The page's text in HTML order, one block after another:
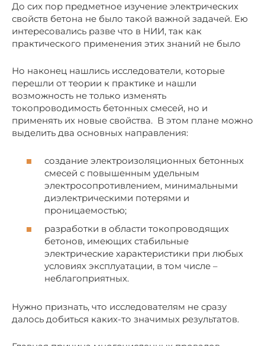
До сих пор предметное изучение электрических
свойств бетона не было такой важной задачей. Ею
интересовались разве что в НИИ, так как
практического применения этих знаний не было
Но наконец нашлись исследователи, которые
перешли от теории к практике и нашли
возможность не только изменять
токопроводимость бетонных смесей, но и
применять их новые свойства. В этом плане можно
выделить два основных направления:
создание электроизоляционных бетонных
смесей с повышенным удельным
электросопротивлением, минимальными
диэлектрическими потерями и
проницаемостью;
разработки в области токопроводящих
бетонов, имеющих стабильные
электрические характеристики при любых
условиях эксплуатации, в том числе –
неблагоприятных.
Нужно признать, что исследователям не сразу
далось добиться каких-то значимых результатов.